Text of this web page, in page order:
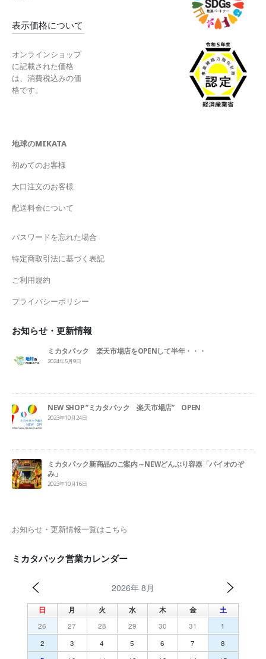
表示価格について
オンラインショップ
に記載された価格
は、消費税込みの価
格です。
地球のMIKATA
初めてのお客様
大口注文のお客様
配送料金について
パスワードを忘れた場合
特定商取引法に基づく表記
ご利用規約
プライバシーポリシー
お知らせ・更新情報
ミカタパック 楽天市場店をOPENして半年・・・
2024年5月9日
NEW SHOP ”ミカタパック 楽天市場店” OPEN
2023年10月24日
ミカタパック新商品のご案内～NEWどんぶり容器「バイオのぞ
み」
2023年10月16日
お知らせ・更新情報一覧はこちら
ミカタパック営業カレンダー
2026年 8月
日 月 火 水 木 金 土
26 27 28 29 30 31
1
2
3 4 5 6 7 8